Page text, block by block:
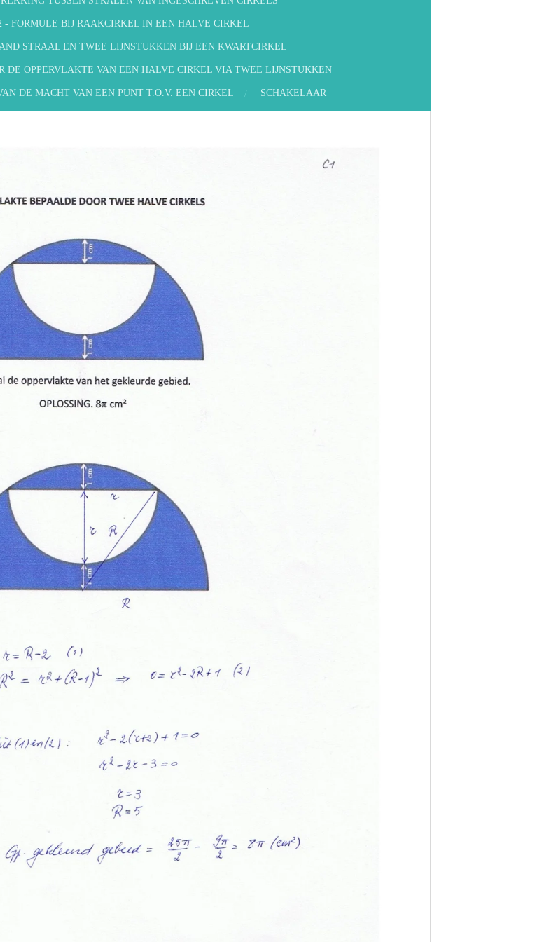
- FORMULE BIJ RAAKCIRKEL IN EEN HALVE CIRKEL
STRAAL EN TWEE LIJNSTUKKEN BIJ EEN KWARTCIRKEL
DE OPPERVLAKTE VAN EEN HALVE CIRKEL VIA TWEE LIJNSTUKKEN
DE MACHT VAN EEN PUNT T.O.V. EEN CIRKEL SCHAKELAAR